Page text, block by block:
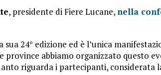
, presidente di Fiere Lucane, nella
24° edizione ed è l’unica
province abbiamo organizzato questo
riguarda i partecipanti, considerata